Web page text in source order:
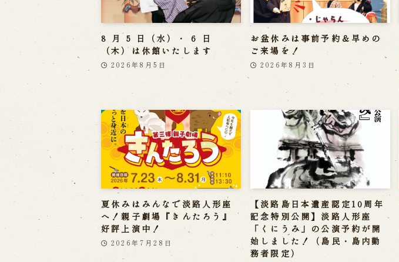
8 月 5 日（水）・ 6 日
（木）は休館いたします
2026年8月5日
お盆休みは事前予約＆早めの
ご来場を！
2026年8月3日
夏休みはみんなで淡路人形座
へ！親子劇場『きんたろう』
好評上演中！
2026年7月28日
【淡路島日本遺産認定10周年
記念特別公開】淡路人形座
「くにうみ」の公演予約が開
始しました！（島民・島内勤
務者限定）